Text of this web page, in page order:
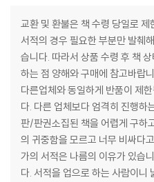
교환 및 환불은 책 수령 당일로
서적의 경우 필요한 부분만 발췌
습니다. 따라서 상품 수령 후 책
하는 점 양해와 구매에 참고바랍
다른업체와 동일하게 반품이 제
다. 다른 업체보다 엄격히 진행하
판/판권소집된 책을 어렵게 구하
의 귀중함을 모르고 너무 비싸다
가의 서적은 나름의 이유가 있습
다. 서적을 업으로 하는 사람이니